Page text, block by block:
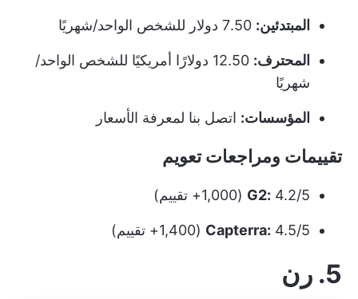
المبتدئين:
المحترف:
12.50 دولارًا أمريكيًا للشخص الواحد/
شهريًا
المؤسسات: اتصل بنا لمعرفة الأسعار
تقييمات ومراجعات تعويم
G2: 4.2/5 (1,000+ تقييم)
Capterra: 4.5/5 (1,400+ تقييم)
5. رن